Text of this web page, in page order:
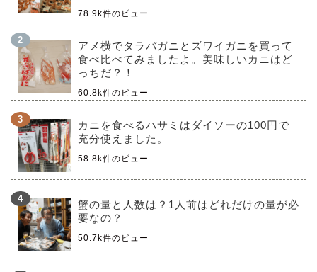
78.9k件のビュー
アメ横でタラバガニとズワイガニを買って
食べ比べてみましたよ。美味しいカニはど
っちだ？！
60.8k件のビュー
カニを食べるハサミはダイソーの100円で
充分使えました。
58.8k件のビュー
蟹の量と人数は？1人前はどれだけの量が必
要なの？
50.7k件のビュー